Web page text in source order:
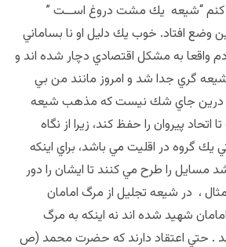
كنم “شيعه يك مشت دروغ اســت ”
وضع افتاد. خوب يك دليل او نا بساماني
واقعا به مشكل اقتصادي دچار شده اند و
گري جدا شد و امروز مانند من بي
جاي شك نيست كه مذهب شيعه
پيروان را حفظ كند، زيرا از نگاه
يك گروه در اقليت مي باشد، براي اينكه
مسايل را طرح مي كنند تا ايشان را دور
، در شيعه تجليل از مرگ امامان
شهيد شده اند نه اينكه به مرگ
. حتي اعتقاد دارند كه حضرت محمد (ص